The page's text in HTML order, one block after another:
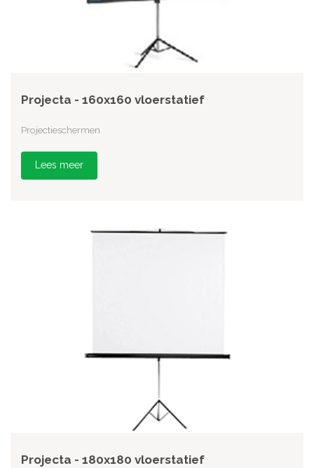
Projecta - 160x160 vloerstatief
Projectieschermen
Lees meer
Projecta - 180x180 vloerstatief